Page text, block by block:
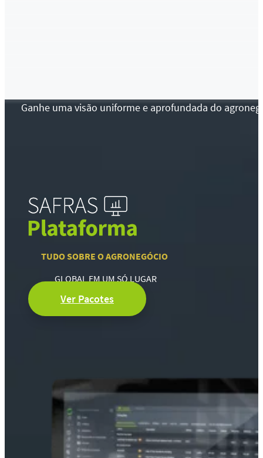
Ganhe uma visão uniforme e aprofundada do
TUDO SOBRE O AGRONEGÓCIO
GLOBAL EM UM SÓ LUGAR
Ver Pacotes